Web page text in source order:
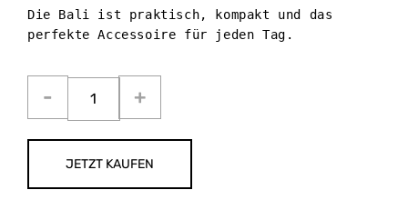
Die Bali ist praktisch, kompakt und das
perfekte Accessoire für jeden Tag.
JETZT KAUFEN